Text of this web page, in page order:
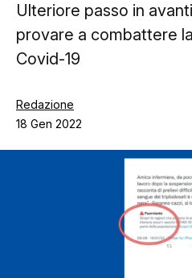
Chi siamo
Ulteriore passo in
provare a combattere
Covid-19
Redazione
18 Gen 2022